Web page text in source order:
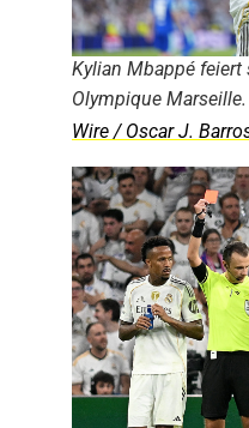
Kylian Mbappé feiert
Olympique Marseille.
Wire / Oscar J.